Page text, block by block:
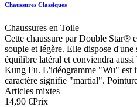
Chaussures Classiques
Chaussures en Toile
Cette chaussure par Double Star®
souple et légère. Elle dispose
équilibre latéral et conviendra
Kung Fu. L'idéogramme "Wu" est
caractère signifie "martial".
Articles mixtes
14,90 €Prix